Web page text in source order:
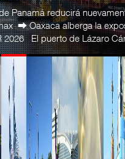
de Trenes y Transporte
abrió una licitación pública
diseño, suministro, instala...